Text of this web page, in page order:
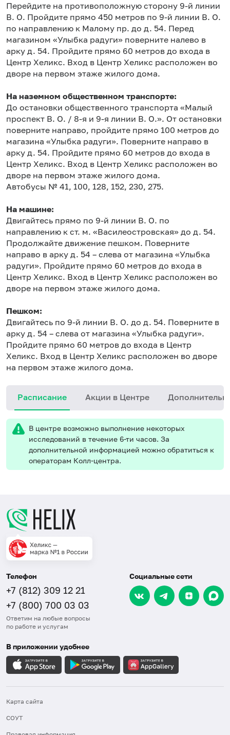
Перейдите на противоположную сторону 9-й линии
В. О. Пройдите прямо 450 метров по 9-й линии В. О.
по направлению к Малому пр. до д. 54. Перед
магазином «Улыбка радуги» поверните налево в
арку д. 54. Пройдите прямо 60 метров до входа в
Центр Хеликс. Вход в Центр Хеликс расположен во
дворе на первом этаже жилого дома.
На наземном общественном транспорте:
До остановки общественного транспорта «Малый
проспект В. О. / 8-я и 9-я линии В. О.». От остановки
поверните направо, пройдите прямо 100 метров до
магазина «Улыбка радуги». Поверните направо в
арку д. 54. Пройдите прямо 60 метров до входа в
Центр Хеликс. Вход в Центр Хеликс расположен во
дворе на первом этаже жилого дома.
Автобусы № 41, 100, 128, 152, 230, 275.
На машине:
Двигайтесь прямо по 9-й линии В. О. по
направлению к ст. м. «Василеостровская» до д. 54.
Продолжайте движение пешком. Поверните
направо в арку д. 54 – слева от магазина «Улыбка
радуги». Пройдите прямо 60 метров до входа в
Центр Хеликс. Вход в Центр Хеликс расположен во
дворе на первом этаже жилого дома.
Пешком:
Двигайтесь по 9-й линии В. О. до д. 54. Поверните в
арку д. 54 – слева от магазина «Улыбка радуги».
Пройдите прямо 60 метров до входа в Центр
Хеликс. Вход в Центр Хеликс расположен во дворе
на первом этаже жилого дома.
Расписание Акции в Центре
В центре возможно выполнение некоторых
исследований в течение 6-ти часов. За
дополнительной информацией можно обратиться к
операторам Колл-центра.
Телефон
+7 (812) 309 12 21
+7 (800) 700 03 03
Ответим на любые вопросы
по работе и услугам
Социальные сети
В приложении удобнее
Карта сайта
СОУТ